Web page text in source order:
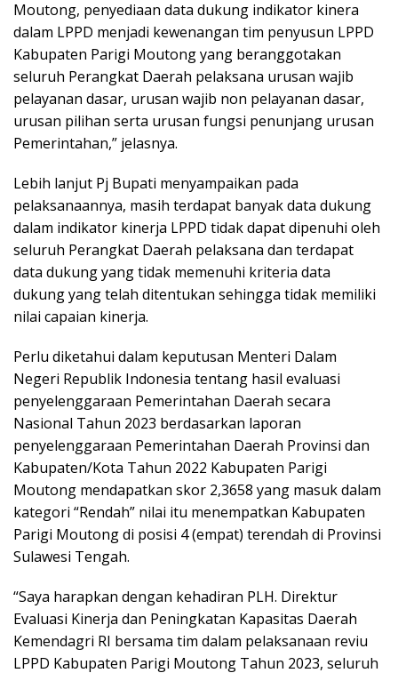
Moutong, penyediaan data dukung indikator kinera
dalam LPPD menjadi kewenangan tim penyusun LPPD
Kabupaten Parigi Moutong yang beranggotakan
seluruh Perangkat Daerah pelaksana urusan wajib
pelayanan dasar, urusan wajib non pelayanan dasar,
urusan pilihan serta urusan fungsi penunjang urusan
Pemerintahan,” jelasnya.
Lebih lanjut Pj Bupati menyampaikan pada
pelaksanaannya, masih terdapat banyak data dukung
dalam indikator kinerja LPPD tidak dapat dipenuhi oleh
seluruh Perangkat Daerah pelaksana dan terdapat
data dukung yang tidak memenuhi kriteria data
dukung yang telah ditentukan sehingga tidak memiliki
nilai capaian kinerja.
Perlu diketahui dalam keputusan Menteri Dalam
Negeri Republik Indonesia tentang hasil evaluasi
penyelenggaraan Pemerintahan Daerah secara
Nasional Tahun 2023 berdasarkan laporan
penyelenggaraan Pemerintahan Daerah Provinsi dan
Kabupaten/Kota Tahun 2022 Kabupaten Parigi
Moutong mendapatkan skor 2,3658 yang masuk dalam
kategori “Rendah” nilai itu menempatkan Kabupaten
Parigi Moutong di posisi 4 (empat) terendah di Provinsi
Sulawesi Tengah.
“Saya harapkan dengan kehadiran PLH. Direktur
Evaluasi Kinerja dan Peningkatan Kapasitas Daerah
Kemendagri RI bersama tim dalam pelaksanaan reviu
LPPD Kabupaten Parigi Moutong Tahun 2023, seluruh